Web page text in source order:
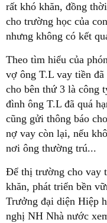
rất khó khăn, đồng
cho trường học của
nhưng không có kết
Theo tìm hiểu của
vợ ông T.L vay tiền đã
cho bên thứ 3 là công
đình ông T.L đã quá
cũng gửi thông báo
nợ vay còn lại, nếu
nơi ông thường trú...
Để thị trường cho vay
khăn, phát triển bền
Trưởng đại diện Hiệp
nghị NH Nhà nước